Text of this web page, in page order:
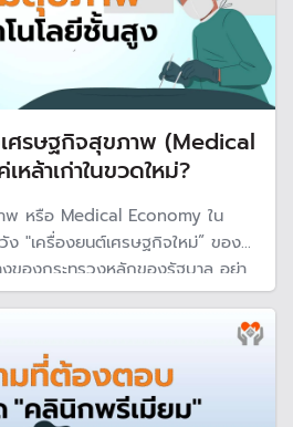
ศรษฐกิจสุขภาพ (Medical
ล้าเก่าในขวดใหม่?
พ หรือ Medical Economy ใน
"เครื่องยนต์เศรษฐกิจใหม่” ของ
ของกระทรวงหลักของรัฐบาล อย่า
ผลักดันเป็น "ผู้สร้างนวัตกรรม" แทน
เพราะพูดกันมาหลายรัฐบาล เพียง